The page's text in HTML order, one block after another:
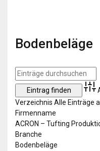
Bodenbeläge
Verzeichnis Alle Einträge
Firmenname
ACRON – Tufting
Branche
Bodenbeläge